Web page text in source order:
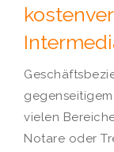
vielen
Notare oder